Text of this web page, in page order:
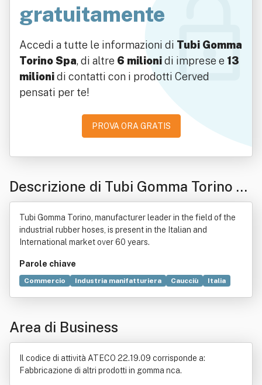
gratuitamente
Accedi a tutte le informazioni di Tubi Gomma
Torino Spa, di altre 6 milionidi imprese e 13
milionidi contatti con i prodotti Cerved
pensati per te!
PROVA ORA GRATIS
Descrizione di Tubi Gomma Torino S
pa
Tubi Gomma Torino, manufacturer leader in the field of the
industrial rubber hoses, is present in the Italian and
International market over 60 years.
Parole chiave
Commercio Industria manifatturiera Caucciù
Italia
Area di Business
Il codice di attività ATECO 22.19.09 corrisponde a:
Fabbricazione di altri prodotti in gomma nca.